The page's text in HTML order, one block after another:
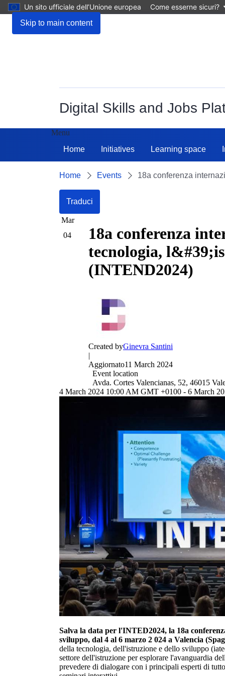
Skip to main content
Un sito ufficiale dell’Unione europea Come esserne sicuri?
Digital Skills and Jobs
Menu
Home
Initiatives Learning space
Home Events 18a conferenza
Traduci
Mar
04
18a conferenza
tecnologia,
(INTEND2024)
Created byGinevra Santini
|
Aggiornato11 March 2024
Event location
Avda. Cortes Valencianas, 52, 46015
4 March 2024 10:00 AM GMT +0100 - 6 March
Salva la data per l'INTED2024, la 18a
sviluppo, dal 4 al 6 marzo 2 024 a Valencia
della tecnologia, dell'istruzione e dello sviluppo
settore dell'istruzione per esplorare l'avanguardia
prevedere di dialogare con i principali esperti di